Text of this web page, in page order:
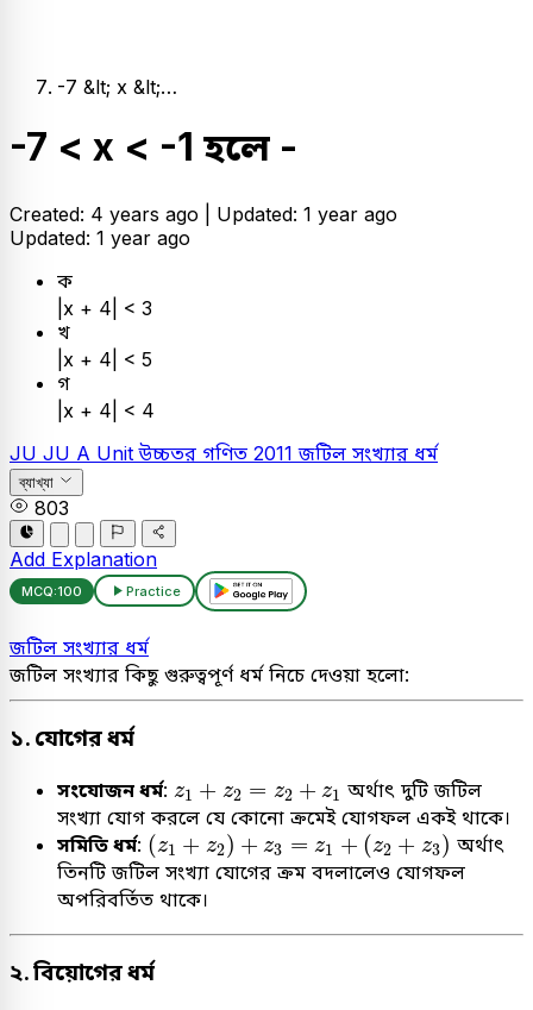
-7 &lt; x &lt;…
-7 < x < -1 হলে -
Created: 4 years ago | Updated: 1 year ago
Updated: 1 year ago
ক
|x + 4| < 3
খ
|x + 4| < 5
গ
|x + 4| < 4
JU JU A Unitউচ্চতর গণিত 2011জটিল সংখ্যার ধর্ম
ব্যাখ্যা
803
Add Explanation
MCQ:100 Practice
জটিল সংখ্যার ধর্ম
জটিল সংখ্যার কিছু গুরুত্বপূর্ণ ধর্ম নিচে দেওয়া হলো:
১. যোগের ধর্ম
সংযোজন ধর্ম: z1 + z2 = z2 + z1
z1 + 2=z2+ 1
অর্থাৎ দুটি জটিল
সংখ্যা যোগ করলে যে কোনো ক্রমেই যোগফল একই থাকে।
সমিতি ধর্ম: (z1 + z2) + z3 = z1 + (z2 + z3)
(z 1+z 2 )+ z3 = 1 + ( z 2 +z 3
অর্থাৎ
তিনটি জটিল সংখ্যা যোগের ক্রম বদলালেও যোগফল
অপরিবর্তিত থাকে।
২. বিয়োগের ধর্ম